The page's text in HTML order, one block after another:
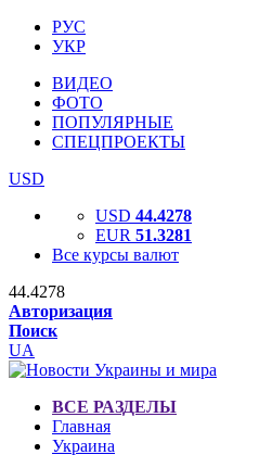
РУС
УКР
ВИДЕО
ФОТО
ПОПУЛЯРНЫЕ
СПЕЦПРОЕКТЫ
USD
USD 44.4278
EUR 51.3281
Все курсы валют
44.4278
Авторизация
Поиск
UA
ВСЕ РАЗДЕЛЫ
Главная
Украина